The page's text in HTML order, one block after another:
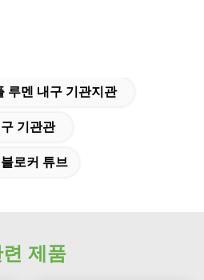
루멘 내구 기관지관
기관관
로커 튜브
제품